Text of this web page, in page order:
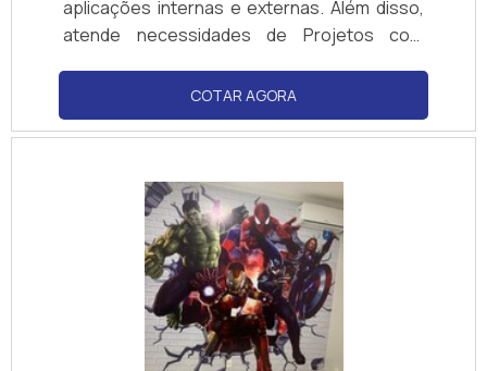
aplicações internas e externas. Além disso,
atende necessidades de Projetos com
fosco, texturizado, transparente ou jateado.
COTAR AGORA